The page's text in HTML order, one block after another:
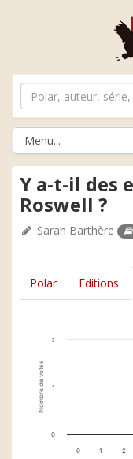
Y a-t-il des
Roswell ?
Sarah Barthère
Polar Editions
Nombre de votes
0 1 2
0
1
2